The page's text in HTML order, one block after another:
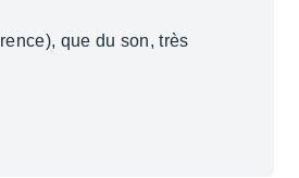
que du son, très